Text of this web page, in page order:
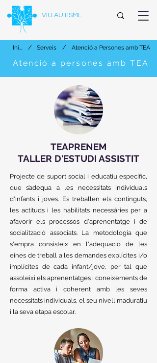
VIU AUTISME
Inici / Serveis / Atenció a Persones amb TEA
Atenció a persones amb TEA
TEAPRENEM
TALLER D'ESTUDI ASSISTIT
Projecte de suport social i educatiu específic,
que s’adequa a les necessitats individuals
d'infants i joves. Es treballen els continguts,
les actituds i les habilitats necessàries per a
afavorir els processos d'aprenentatge i de
socialització associats. La metodologia que
s'empra consisteix en l'adequació de les
eines de treball a les demandes explícites i/o
implícites de cada infant/jove, per tal que
assoleixi els aprenentatges i coneixements de
forma activa i coherent amb les seves
necessitats individuals, el seu nivell maduratiu
i la seva etapa escolar.